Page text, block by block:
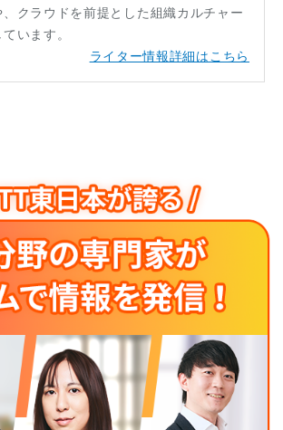
クラウドを前提とした組織カルチャー
います。
ライター情報詳細はこちら